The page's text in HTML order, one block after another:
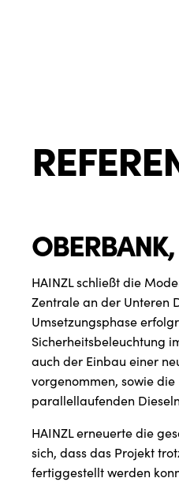
HAINZL schließt die
Zentrale an der Unteren
Umsetzungsphase
Sicherheitsbeleuchtung
auch der Einbau einer
vorgenommen, sowie
parallellaufenden
HAINZL erneuerte die
sich, dass das Projekt
fertiggestellt werden